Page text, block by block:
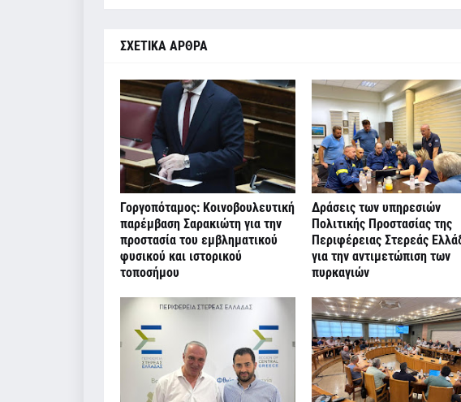
ΣΧΕΤΙΚΑ ΑΡΘΡΑ
Γοργοπόταμος: Κοινοβουλευτική
παρέμβαση Σαρακιώτη για την
προστασία του εμβληματικού
φυσικού και ιστορικού
τοποσήμου
Δράσεις των υπηρεσιών
Πολιτικής Προστασίας της
Περιφέρειας Στερεάς
για την αντιμετώπιση των
πυρκαγιών